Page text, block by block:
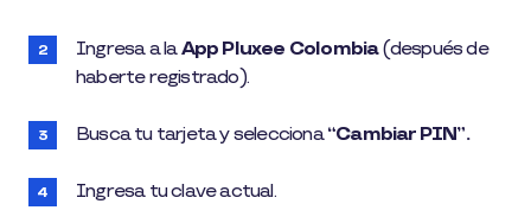
Ingresa a laApp Pluxee Colombia(después de
haberte registrado).
Busca tu tarjeta y selecciona“Cambiar PIN”.
Ingresa tu clave actual.